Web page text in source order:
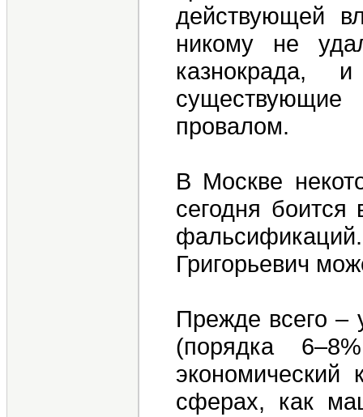
действующей
никому не
провалом.
В Москве
сегодня
Григорьевич
Прежде всего –
(порядка
сферах, как